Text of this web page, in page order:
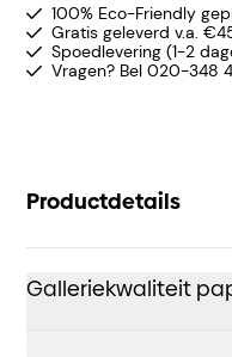
100% Eco-Friendly
Gratis geleverd v.a.
Spoedlevering (1-2
Vragen? Bel 020-348
Productdetails
Galleriekwaliteit